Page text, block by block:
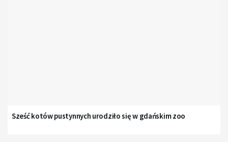
Sześć kotów pustynnych urodziło się w gdańskim zoo